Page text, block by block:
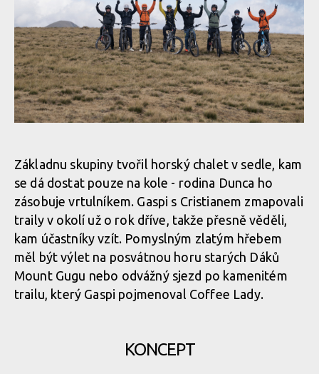
Legends of Gugu - Heli-eBike Camp v Rumunsku je velkolepý
zážitek
Legends of Gugu - Heli-eBike Camp v Rumunsku je velkolepý
zážitek
Legends of Gugu - Heli-eBike Camp v Rumunsku je velkolepý
zážitek
Legends of Gugu - Heli-eBike Camp v Rumunsku je velkolepý
zážitek
Legends of Gugu - Heli-eBike Camp v Rumunsku je velkolepý
zážitek
Legends of Gugu - Heli-eBike Camp v Rumunsku je velkolepý
zážitek
Legends of Gugu - Heli-eBike Camp v Rumunsku je velkolepý
zážitek
Legends of Gugu - Heli-eBike Camp v Rumunsku je velkolepý
zážitek
Legends of Gugu - Heli-eBike Camp v Rumunsku je velkolepý
zážitek
Legends of Gugu - Heli-eBike Camp v Rumunsku je velkolepý
zážitek
Legends of Gugu - Heli-eBike Camp v Rumunsku je velkolepý
Základnu skupiny tvořil horský chalet v sedle, kam
se dá dostat pouze na kole - rodina Dunca ho
zásobuje vrtulníkem. Gaspi s Cristianem zmapovali
traily v okolí už o rok dříve, takže přesně věděli,
kam účastníky vzít. Pomyslným zlatým hřebem
měl být výlet na posvátnou horu starých Dáků
Mount Gugu nebo odvážný sjezd po kamenitém
trailu, který Gaspi pojmenoval Coffee Lady.
KONCEPT